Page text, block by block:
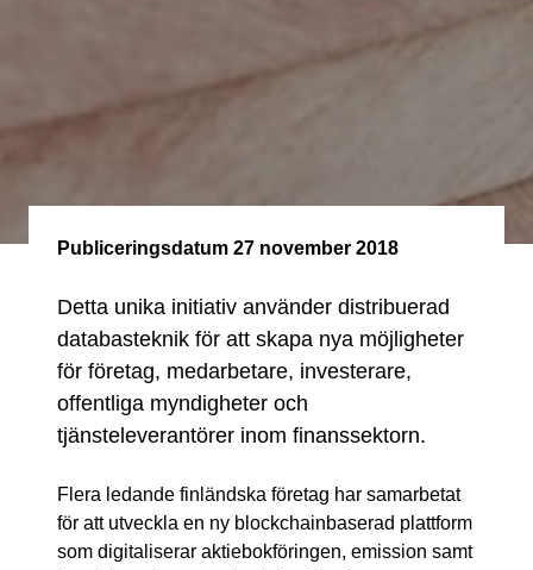
Publiceringsdatum 27 november 2018
Detta unika initiativ använder distribuerad
databasteknik för att skapa nya möjligheter
för företag, medarbetare, investerare,
offentliga myndigheter och
tjänsteleverantörer inom finanssektorn.
Flera ledande finländska företag har samarbetat
för att utveckla en ny blockchainbaserad plattform
som digitaliserar aktiebokföringen, emission samt